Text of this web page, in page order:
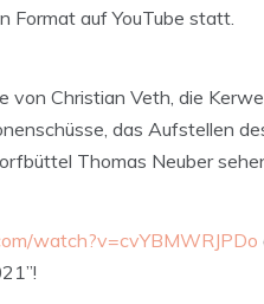
Format auf YouTube statt.
von Christian Veth, die
das Aufstellen
Thomas Neuber
watch?v=cvYBMWRJPDo